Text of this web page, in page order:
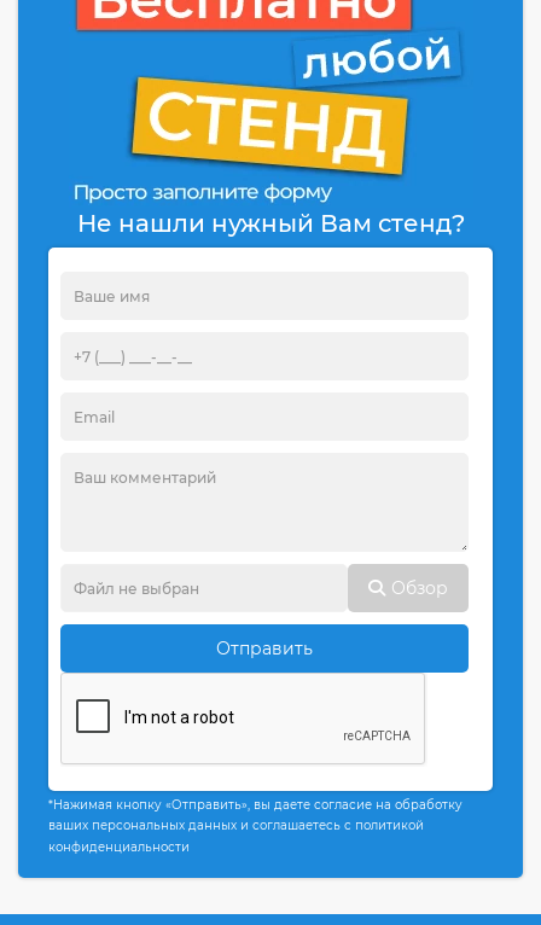
Не нашли нужный Вам стенд?
Обзор
Отправить
*Нажимая кнопку «Отправить», вы даете согласие на обработку
ваших персональных данных и соглашаетесь с политикой
конфиденциальности